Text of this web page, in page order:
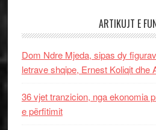
ARTIKUJT E
Dom Ndre Mjeda, sipas dy
letrave shqipe, Ernest Koliqit dhe
36 vjet tranzicion, nga ekonomia
e përfitimit